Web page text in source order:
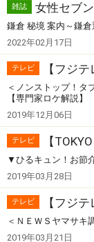
雑誌 女性セブン
鎌倉 秘境 案内～鎌
2022年02月17日
テレビ 【フジ
＜ノンストップ！タ
【専門家ロケ解説】
2019年12月06日
テレビ 【
▼ひるキュン！お節
2019年03月28日
テレビ 【フジ
＜ＮＥＷＳヤマサキ
2019年03月21日